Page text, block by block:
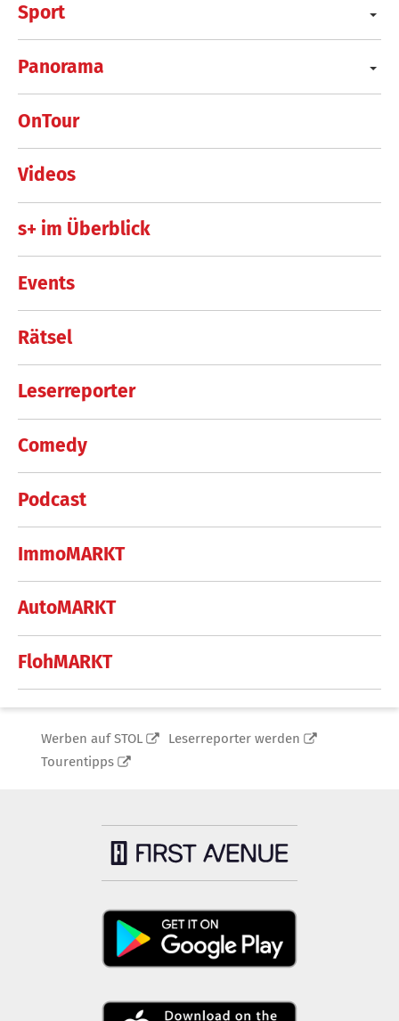
Sport
Panorama
OnTour
Videos
s+ im Überblick
Events
Rätsel
Leserreporter
Comedy
Podcast
ImmoMARKT
AutoMARKT
FlohMARKT
Werben auf STOL
Leserreporter werden
Tourentipps